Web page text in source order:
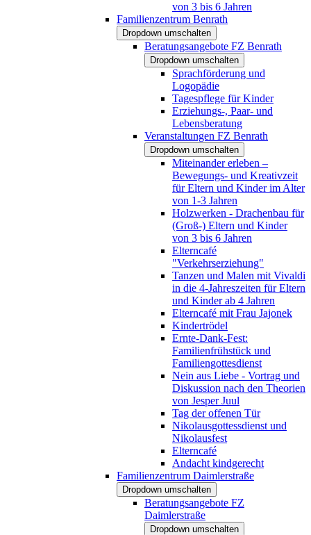
von 3 bis 6 Jahren
Familienzentrum Benrath
Dropdown umschalten
Beratungsangebote FZ Benrath
Dropdown umschalten
Sprachförderung und
Logopädie
Tagespflege für Kinder
Erziehungs-, Paar- und
Lebensberatung
Veranstaltungen FZ Benrath
Dropdown umschalten
Miteinander erleben –
Bewegungs- und Kreativzeit
für Eltern und Kinder im Alter
von 1-3 Jahren
Holzwerken - Drachenbau für
(Groß-) Eltern und Kinder
von 3 bis 6 Jahren
Elterncafé
"Verkehrserziehung"
Tanzen und Malen mit Vivaldi
in die 4-Jahreszeiten für Eltern
und Kinder ab 4 Jahren
Elterncafé mit Frau Jajonek
Kindertrödel
Ernte-Dank-Fest:
Familienfrühstück und
Familiengottesdienst
Nein aus Liebe - Vortrag und
Diskussion nach den Theorien
von Jesper Juul
Tag der offenen Tür
Nikolausgottessdienst und
Nikolausfest
Elterncafé
Andacht kindgerecht
Familienzentrum Daimlerstraße
Dropdown umschalten
Beratungsangebote FZ
Daimlerstraße
Dropdown umschalten